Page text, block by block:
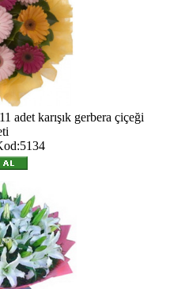
adet karışık gerbera çiçeği